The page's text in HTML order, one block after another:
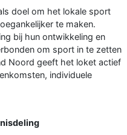
doel om het lokale sport
te maken.
bij hun ontwikkeling en
om sport in te zetten
Noord geeft het loket actief
individuele